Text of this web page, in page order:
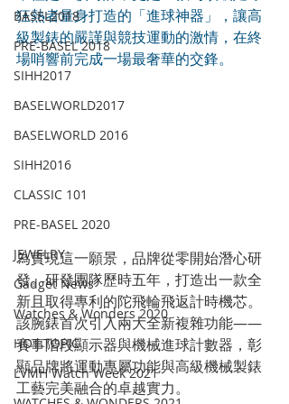
BASEL2018
PRE-BASEL 2018
SIHH2017
BASELWORLD2017
BASELWORLD 2016
SIHH2016
CLASSIC 101
PRE-BASEL 2020
JEWELRY
Gadget News
Watches & Wonders 2020
HOT TOPIC
LVMH Watch Week 2021
狂熱者量身打造的「進球神器」，讓高
級製錶的嚴謹與競技運動的激情，在終
場哨響前完成一場最奢華的交鋒。
為實現這一願景，品牌從零開始潛心研
發。研發團隊歷時五年，打造出一款全
新且取得專利的陀飛輪飛返計時機芯。
該腕錶首次引入兩大全新複雜功能——
賽事階段顯示器與機械進球計數器，彰
顯品牌將運動專屬功能與高級機械製錶
工藝完美融合的卓越實力。